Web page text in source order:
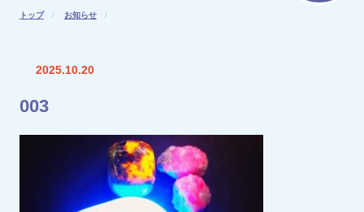
トップ お知らせ
2025.10.20
003